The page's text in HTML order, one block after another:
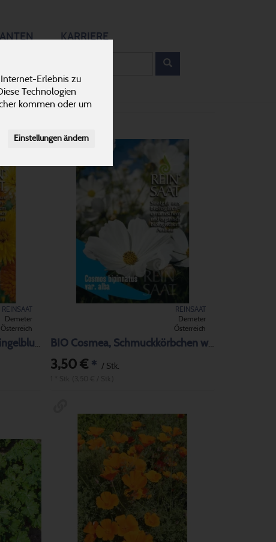
Erlebnis zu
Technologien
kommen oder um
Einstellungen ändern
KARRIERE
REINSAAT
Demeter
Österreich
REINSAAT
Demeter
Österreich
3,50 € * / Stk.